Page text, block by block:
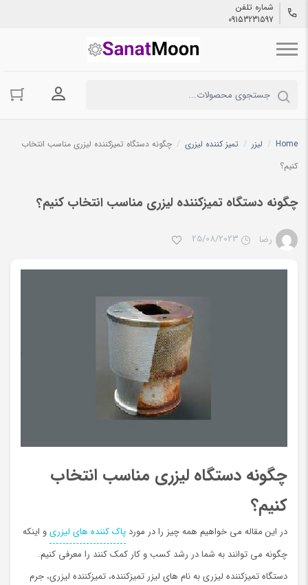
شماره تلفن
09153231597
ورود به
Home
/ لیزر / تمیز کننده لیزری / چگونه دستگاه تمیزکننده لیزری مناسب انتخاب
کنیم؟
چگونه دستگاه تمیزکننده لیزری مناسب انتخاب کنیم؟
رضا 25/08/2023
چگونه دستگاه لیزری مناسب انتخاب
کنیم؟
در این مقاله می خواهیم همه چیز را در موردپاک کننده های لیزریو اینکه
چگونه می توانند به شما در رشد کسب و کار کمک کنند را معرفی کنیم.
دستگاه تمیزکننده لیزری به نام های لیزر تمیزکننده، تمیزکننده لیزری، جرم